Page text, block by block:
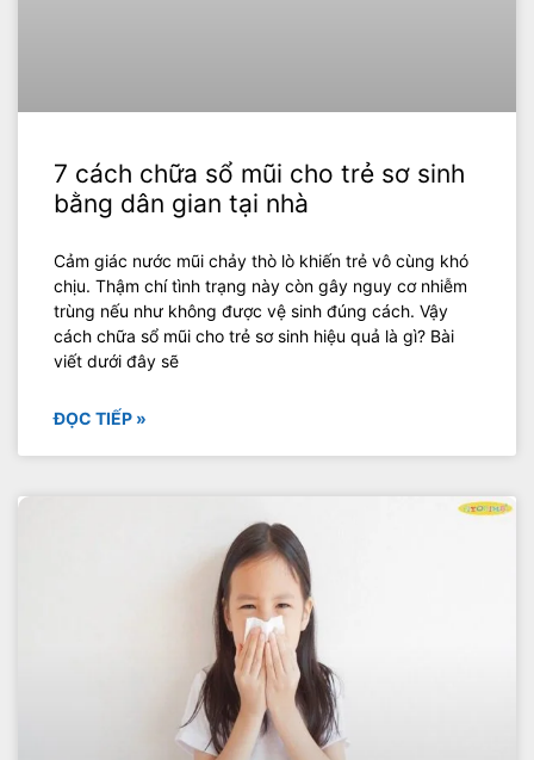
7 cách chữa sổ mũi cho trẻ sơ sinh
bằng dân gian tại nhà
Cảm giác nước mũi chảy thò lò khiến trẻ vô cùng khó
chịu. Thậm chí tình trạng này còn gây nguy cơ nhiễm
trùng nếu như không được vệ sinh đúng cách. Vậy
cách chữa sổ mũi cho trẻ sơ sinh hiệu quả là gì? Bài
viết dưới đây sẽ
ĐỌC TIẾP »